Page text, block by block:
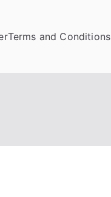
Terms and Conditions